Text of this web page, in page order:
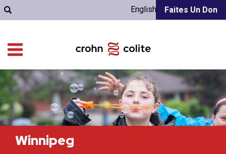
Faites Un Don
English
Winnipeg